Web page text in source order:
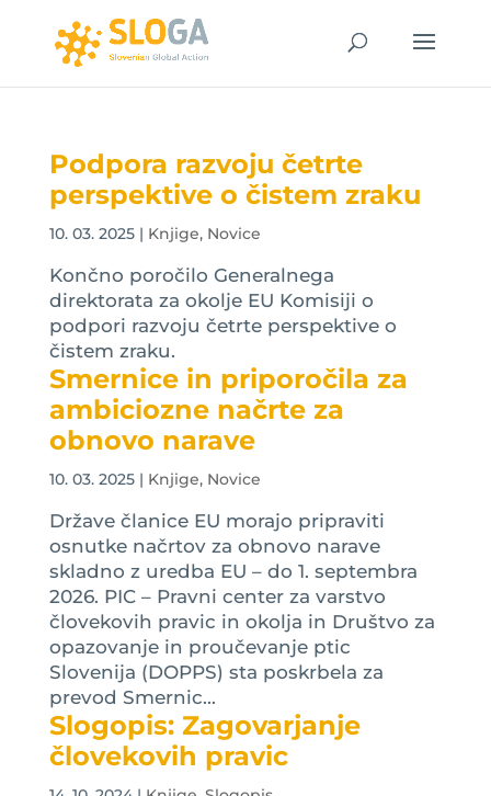
Podpora razvoju četrte
perspektive o čistem zraku
10. 03. 2025| Knjige, Novice
Končno poročilo Generalnega
direktorata za okolje EU Komisiji o
podpori razvoju četrte perspektive o
čistem zraku.
Smernice in priporočila za
ambiciozne načrte za
obnovo narave
10. 03. 2025| Knjige, Novice
Države članice EU morajo pripraviti
osnutke načrtov za obnovo narave
skladno z uredba EU – do 1. septembra
2026. PIC – Pravni center za varstvo
človekovih pravic in okolja in Društvo za
opazovanje in proučevanje ptic
Slovenija (DOPPS) sta poskrbela za
prevod Smernic...
Slogopis: Zagovarjanje
človekovih pravic